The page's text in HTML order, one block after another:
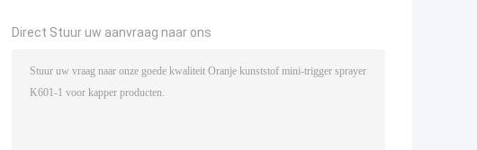
Direct Stuur uw aanvraag naar ons